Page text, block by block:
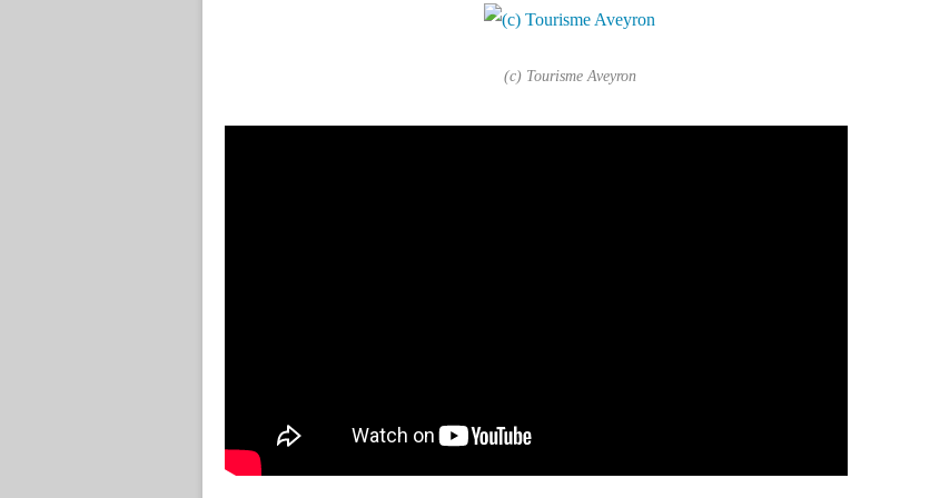
(c) Tourisme Aveyron